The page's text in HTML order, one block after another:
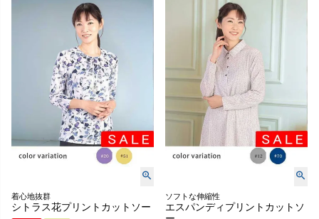
着心地抜群
シトラス花プリントカットソー
ソフトな伸縮性
エスパンディプリントカットソ